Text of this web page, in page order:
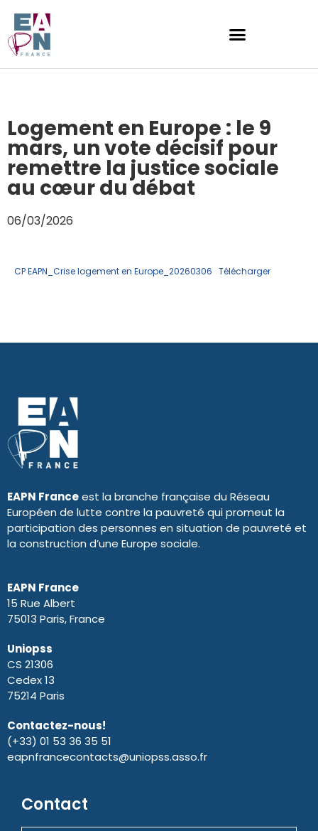
Logement en Europe : le 9
mars, un vote décisif pour
remettre la justice sociale
au cœur du débat
06/03/2026
CP EAPN_Crise logement en Europe_20260306 Télécharger
EAPN Franceest la branche française du Réseau
Européen de lutte contre la pauvreté qui promeut la
participation des personnes en situation de pauvreté et
la construction d’une Europe sociale.
EAPN France
15 Rue Albert
75013 Paris, France
Uniopss
CS 21306
Cedex 13
75214 Paris
Contactez-nous!
(+33) 01 53 36 35 51
eapnfrancecontacts@uniopss.asso.fr
Contact